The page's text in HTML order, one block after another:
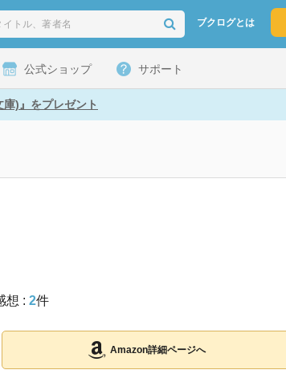
ブクログとは
公式ショップ サポート
)』をプレゼント
想 : 2件
Amazon詳細ページへ